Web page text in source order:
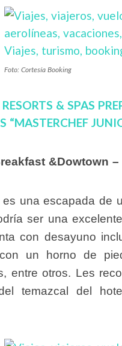
Foto: Cortesía Booking
& SPAS
“MASTERCHEF
&Dowtown
una escapada de
ser una
con desayuno
un horno de
entre otros. Les
temazcal del